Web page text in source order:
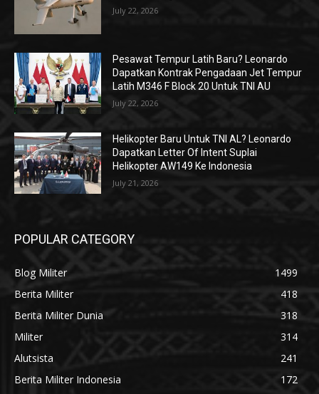
July 22, 2026
Pesawat Tempur Latih Baru? Leonardo
Dapatkan Kontrak Pengadaan Jet Tempur
Latih M346 F Block 20 Untuk TNI AU
July 22, 2026
Helikopter Baru Untuk TNI AL? Leonardo
Dapatkan Letter Of Intent Suplai
Helikopter AW149 Ke Indonesia
July 21, 2026
POPULAR CATEGORY
Blog Militer
1499
Berita Militer
418
Berita Militer Dunia
318
Militer
314
Alutsista
241
Berita Militer Indonesia
172